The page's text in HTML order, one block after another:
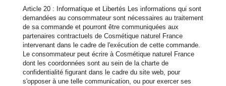
Article 20 : Informatique et Libertés Les informations qui sont
demandées au consommateur sont nécessaires au traitement
de sa commande et pourront être communiquées aux
partenaires contractuels de Cosmétique naturel France
intervenant dans le cadre de l'exécution de cette commande.
Le consommateur peut écrire à Cosmétique naturel France
dont les coordonnées sont au sein de la charte de
confidentialité figurant dans le cadre du site web, pour
s'opposer à une telle communication, ou pour exercer ses